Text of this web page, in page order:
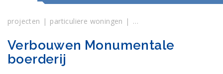
projecten particuliere woningen verbouwen monumentale
Verbouwen Monumentale
boerderij